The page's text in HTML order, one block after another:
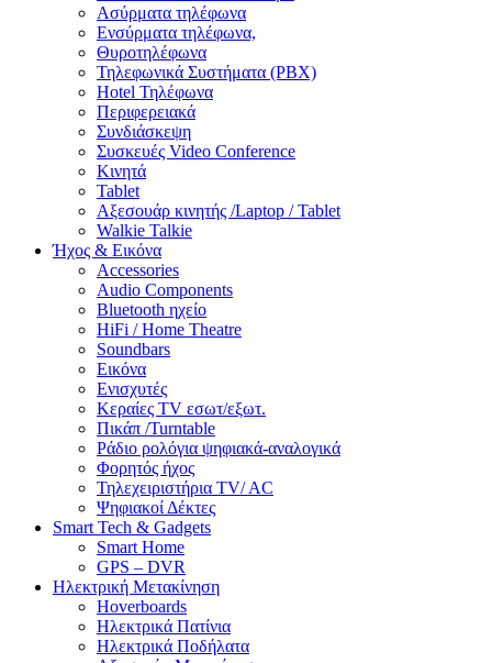
Ασύρματα τηλέφωνα
Ενσύρματα τηλέφωνα,
Θυροτηλέφωνα
Τηλεφωνικά Συστήματα (PBX)
Hotel Τηλέφωνα
Περιφερειακά
Συνδιάσκεψη
Συσκευές Video Conference
Κινητά
Tablet
Αξεσουάρ κινητής /Laptop / Tablet
Walkie Talkie
Ήχος & Εικόνα
Accessories
Audio Components
Bluetooth ηχείο
HiFi / Home Theatre
Soundbars
Εικόνα
Ενισχυτές
Κεραίες TV εσωτ/εξωτ.
Πικάπ /Turntable
Ράδιο ρολόγια ψηφιακά-αναλογικά
Φορητός ήχος
Τηλεχειριστήρια TV/ AC
Ψηφιακοί Δέκτες
Smart Tech & Gadgets
Smart Home
GPS – DVR
Ηλεκτρική Μετακίνηση
Hoverboards
Ηλεκτρικά Πατίνια
Ηλεκτρικά Ποδήλατα